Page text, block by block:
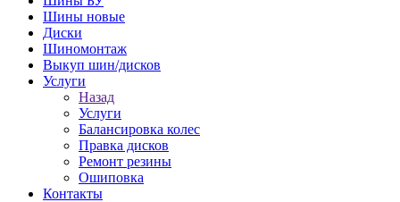
Шины новые
Диски
Шиномонтаж
Выкуп шин/дисков
Услуги
Назад
Услуги
Балансировка колес
Правка дисков
Ремонт резины
Ошиповка
Контакты